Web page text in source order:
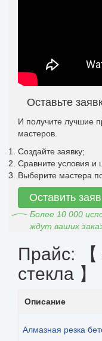
Оставьте
И получите лучшие
мастеров.
Создайте заявку;
Сравните условия и
Выберите мастера
Оставить
Более 10 000
ждут ваших
Прайс: 【
стекла 】
Описание
Алмазная резка